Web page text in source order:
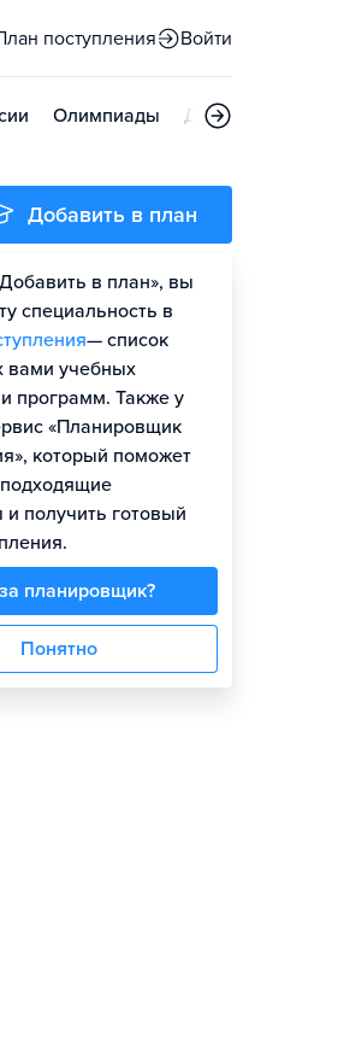
поступления Войти
Олимпиады Дни открытых
Добавить в план
в план», вы
специальность в
— список
вами учебных
программ. Также у
«Планировщик
который поможет
получить готовый
планировщик?
Понятно